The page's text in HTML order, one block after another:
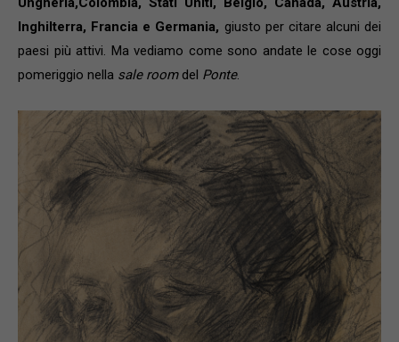
Inghilterra, Francia e Germania, giusto per citare alcuni dei
paesi più attivi. Ma vediamo come sono andate le cose oggi
pomeriggio nella sale roomdel Ponte.